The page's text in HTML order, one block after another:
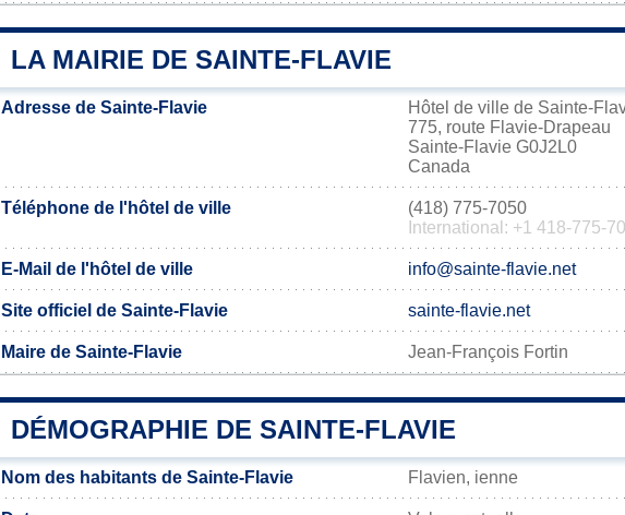
LA MAIRIE DE SAINTE-FLAVIE
Adresse de Sainte-Flavie
Hôtel de ville de Sainte-
775, route Flavie-Drapeau
Sainte-Flavie G0J2L0
Canada
Téléphone de l'hôtel de ville
(418) 775-7050
International: +1 418-775-
E-Mail de l'hôtel de ville info@sainte-flavie.net
Site officiel de Sainte-Flavie sainte-flavie.net
Maire de Sainte-Flavie Jean-François Fortin
DÉMOGRAPHIE DE SAINTE-FLAVIE
Nom des habitants de Sainte-Flavie Flavien, ienne